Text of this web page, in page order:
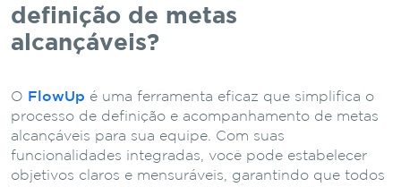
definição de metas
alcançáveis?
O FlowUp é uma ferramenta eficaz que simplifica o
processo de definição e acompanhamento de metas
alcançáveis para sua equipe. Com suas
funcionalidades integradas, você pode estabelecer
objetivos claros e mensuráveis, garantindo que todos